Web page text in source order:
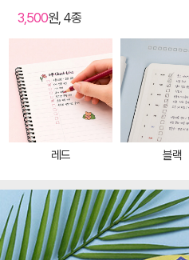
3,500원, 4종
레드 블랙